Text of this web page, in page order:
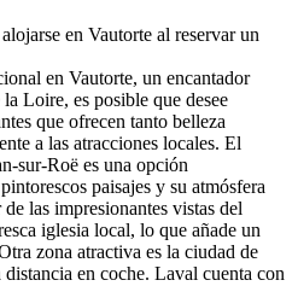
en Vautorte al reservar un
en Vautorte, un encantador
Loire, es posible que desee
que ofrecen tanto belleza
a las atracciones locales. El
sur-Roë es una opción
paisajes y su atmósfera
las impresionantes vistas del
iglesia local, lo que añade un
zona atractiva es la ciudad de
en coche. Laval cuenta con